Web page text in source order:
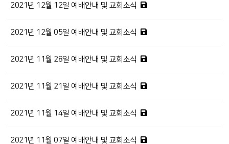
2021년 12월 12일 예배안내 및 교회소식
2021년 12월 05일 예배안내 및 교회소식
2021년 11월 28일 예배안내 및 교회소식
2021년 11월 21일 예배안내 및 교회소식
2021년 11월 14일 예배안내 및 교회소식
2021년 11월 07일 예배안내 및 교회소식